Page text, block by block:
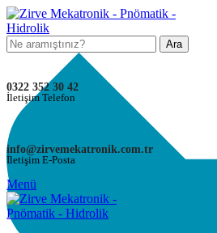
Ara
0322 352 30 42
İletişim Telefon
info@zirvemekatronik.com.tr
İletişim E-Posta
Menü